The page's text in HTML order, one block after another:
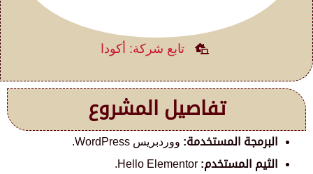
تابع شركة: أكودا
تفاصيل المشروع
البرمجة المستخدمة: ووردبريس WordPress.
الثيم المستخدم: